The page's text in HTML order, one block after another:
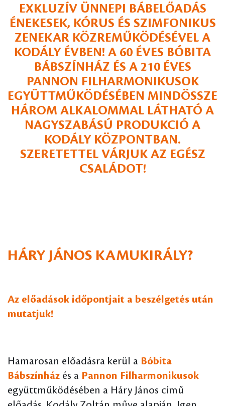
EXKLUZÍV ÜNNEPI BÁBELŐADÁS
ÉNEKESEK, KÓRUS ÉS SZIMFONIKUS
ZENEKAR KÖZREMŰKÖDÉSÉVEL A
KODÁLY ÉVBEN! A 60 ÉVES BÓBITA
BÁBSZÍNHÁZ ÉS A 210 ÉVES
PANNON FILHARMONIKUSOK
EGYÜTTMŰKÖDÉSÉBEN MINDÖSSZE
HÁROM ALKALOMMAL LÁTHATÓ A
NAGYSZABÁSÚ PRODUKCIÓ A
KODÁLY KÖZPONTBAN.
SZERETETTEL VÁRJUK AZ EGÉSZ
CSALÁDOT!
HÁRY JÁNOS KAMUKIRÁLY?
Az előadások időpontjait a beszélgetés után
mutatjuk!
Hamarosan előadásra kerül a Bóbita
Bábszínház és a Pannon Filharmonikusok
együttműködésében a Háry János című